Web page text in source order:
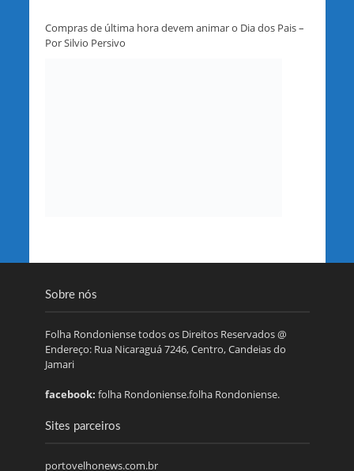
Compras de última hora devem animar o Dia dos Pais –
Por Silvio Persivo
Sobre nós
Folha Rondoniense todos os Direitos Reservados @
Endereço: Rua Nicaraguá 7246, Centro, Candeias do
Jamari
facebook: folha Rondoniense.folha Rondoniense.
Sites parceiros
portovelhonews.com.br